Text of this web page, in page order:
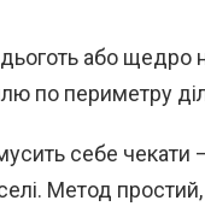
дьоготь або щедро
по периметру
себе
Метод